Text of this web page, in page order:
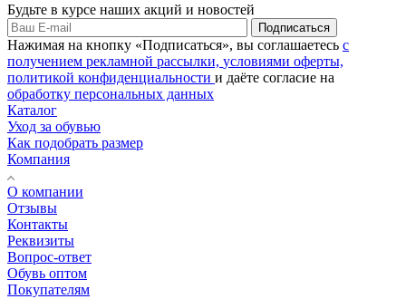
Будьте в курсе наших акций и новостей
Подписаться
Нажимая на кнопку «Подписаться», вы соглашаетесь с
получением рекламной рассылки, условиями оферты,
политикой конфиденциальности и даёте согласие на
обработку персональных данных
Каталог
Уход за обувью
Как подобрать размер
Компания
О компании
Отзывы
Контакты
Реквизиты
Вопрос-ответ
Обувь оптом
Покупателям